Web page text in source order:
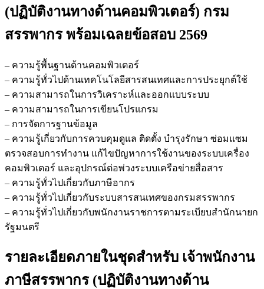
ภาษี
สรรพากร
(ปฏิบัติ
ทาง
ด้าน
คอมพิวเตอร์)
กรม
สรรพากร
ชิ้น
(ปฏิบัติงานทางด้านคอมพิวเตอร์) กรม
สรรพากรพร้อมเฉลยข้อสอบ 2569
– ความรู้พื้นฐานด้านคอมพิวเตอร์
– ความรู้ทั่วไปด้านเทคโนโลยีสารสนเทศและการประยุกต์ใช้
– ความสามารถในการวิเคราะห์และออกแบบระบบ
– ความสามารถในการเขียนโปรแกรม
– การจัดการฐานข้อมูล
– ความรู้เกี่ยวกับการควบคุมดูแล ติดตั้ง บำรุงรักษา ซ่อมแซม
ตรวจสอบการทำงาน แก้ไขปัญหาการใช้งานของระบบเครื่อง
คอมพิวเตอร์ และอุปกรณ์ต่อพ่วงระบบเครือข่ายสื่อสาร
– ความรู้ทั่วไปเกี่ยวกับภาษีอากร
– ความรู้ทั่วไปเกี่ยวกับระบบสารสนเทศของกรมสรรพากร
– ความรู้ทั่วไปเกี่ยวกับพนักงานราชการตามระเบียบสำนักนายก
รัฐมนตรี
รายละเอียดภายในชุดสำหรับ เจ้าพนักงาน
ภาษีสรรพากร (ปฏิบัติงานทางด้าน